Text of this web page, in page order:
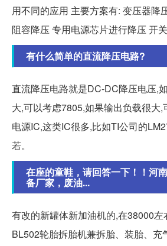
用不同的应用 主要方案有: 变压器降
阻容降压 专用电源芯片进行降压 开关
有什么简单的直流降压电路?
直流降压电路就是DC-DC降压电压,
大,可以考虑7805,如果输出负载很大
电源IC,这类IC很多,比如TI公司的
若。
在座的童鞋，请回答一下！！河
备厂家，废油...
有改的新罐体新加油机的,在38000左
BL502轮胎拆胎机兼拆胎、装胎、充